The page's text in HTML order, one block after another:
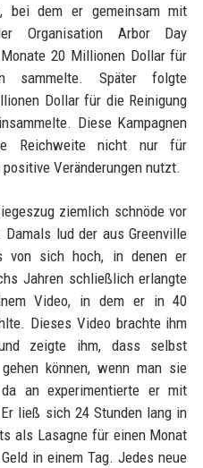
bei dem er gemeinsam mit
Organisation Arbor Day
20 Millionen Dollar für
sammelte. Später folgte
Dollar für die Reinigung
Diese Kampagnen
Reichweite nicht nur für
Veränderungen nutzt.
ziemlich schnöde vor
lud der aus Greenville
von sich hoch, in denen er
Jahren schließlich erlangte
Video, in dem er in 40
Dieses Video brachte ihm
zeigte ihm, dass selbst
können, wenn man sie
an experimentierte er mit
ließ sich 24 Stunden lang in
als Lasagne für einen Monat
in einem Tag. Jedes neue